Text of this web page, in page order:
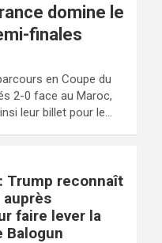
domine le
finales
en Coupe du
2-0 face au Maroc,
leur billet pour le…
Trump reconnaît
faire lever la
Balogun